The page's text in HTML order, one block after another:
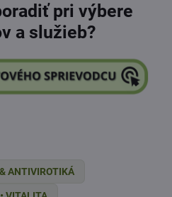
pri výbere
a služieb?
ANTIVIROTIKÁ